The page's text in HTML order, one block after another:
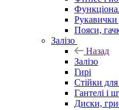
Рукавички
Пояси,
Залізо
Назад
Залізо
Гирі
Стійки для
Гантелі і
Диски,